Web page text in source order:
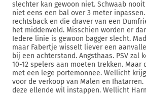
slechter kan gewoon niet. Schwaab
niet eens een bal over 3 meter inpassen.
rechtsback en die draver van een
het middenveld. Misschien worden er
Iedere linie is gewoon bagger slecht.
maar Fabertje wisselt liever een
bij een achterstand. Angsthaas. PSV zal
10-12 spelers aan moeten trekken. Maar
met een lege portemonnee. Wellicht
voor de verkoop van Malen en
deze ellende wil instappen. Wellicht